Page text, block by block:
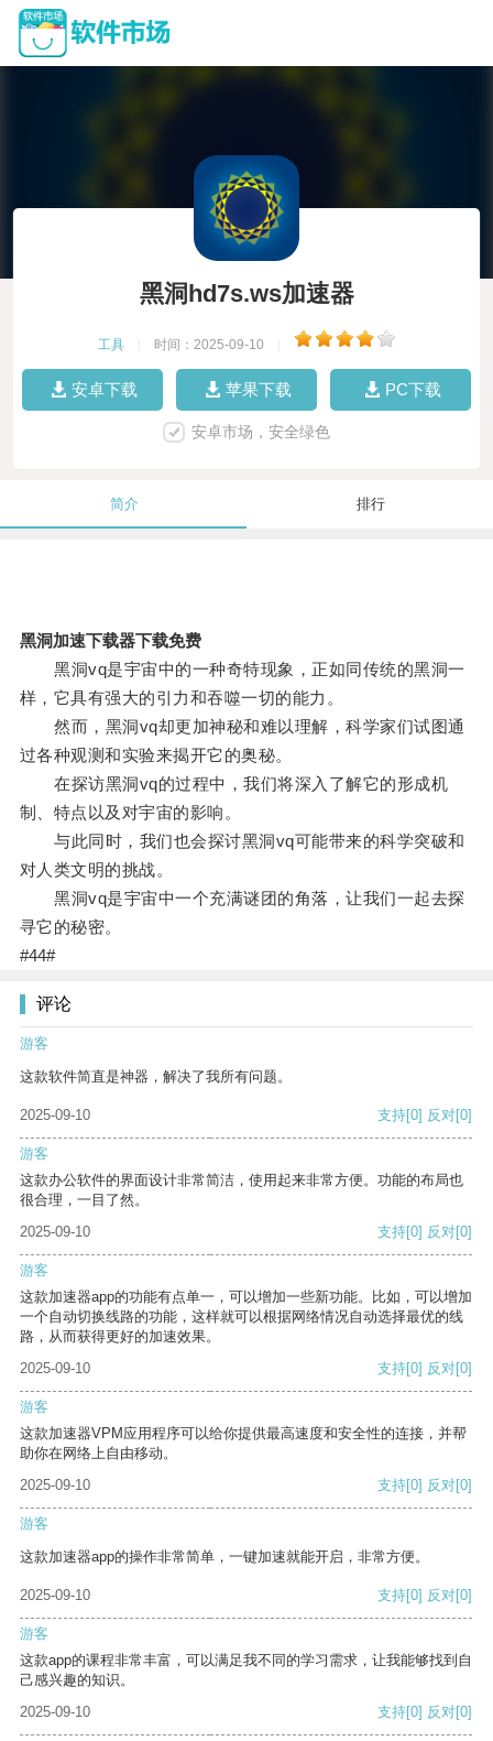
黑洞hd7s.ws加速器
工具 时间：2025-09-10
安卓下载 苹果下载 PC下载
安卓市场，安全绿色
简介 排行
黑洞加速下载器下载免费
黑洞vq是宇宙中的一种奇特现象，正如同传统的黑洞一
样，它具有强大的引力和吞噬一切的能力。
然而，黑洞vq却更加神秘和难以理解，科学家们试图通
过各种观测和实验来揭开它的奥秘。
在探访黑洞vq的过程中，我们将深入了解它的形成机
制、特点以及对宇宙的影响。
与此同时，我们也会探讨黑洞vq可能带来的科学突破和
对人类文明的挑战。
黑洞vq是宇宙中一个充满谜团的角落，让我们一起去探
寻它的秘密。
#44#
评论
游客
这款软件简直是神器，解决了我所有问题。
2025-09-10 支持[0] 反对[0]
游客
这款办公软件的界面设计非常简洁，使用起来非常方便。功能的布局也
很合理，一目了然。
2025-09-10
支持[0] 反对[0]
游客
这款加速器app的功能有点单一，可以增加一些新功能。比如，可以增加
一个自动切换线路的功能，这样就可以根据网络情况自动选择最优的线
路，从而获得更好的加速效果。
2025-09-10
支持[0] 反对[0]
游客
这款加速器VPM应用程序可以给你提供最高速度和安全性的连接，并帮
助你在网络上自由移动。
2025-09-10
支持[0] 反对[0]
游客
这款加速器app的操作非常简单，一键加速就能开启，非常方便。
2025-09-10 支持[0] 反对[0]
游客
这款app的课程非常丰富，可以满足我不同的学习需求，让我能够找到自
己感兴趣的知识。
2025-09-10
支持[0] 反对[0]